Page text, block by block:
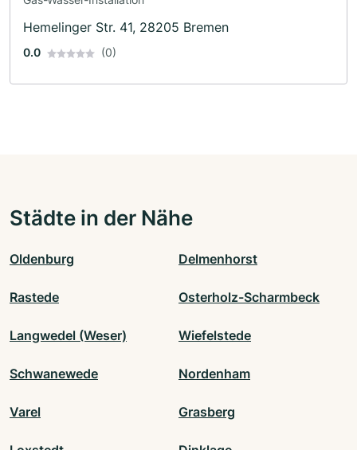
Hemelinger Str. 41, 28205 Bremen
0.0 (0)
Städte in der Nähe
Oldenburg Delmenhorst
Rastede Osterholz-Scharmbeck
Langwedel (Weser) Wiefelstede
Schwanewede Nordenham
Varel Grasberg